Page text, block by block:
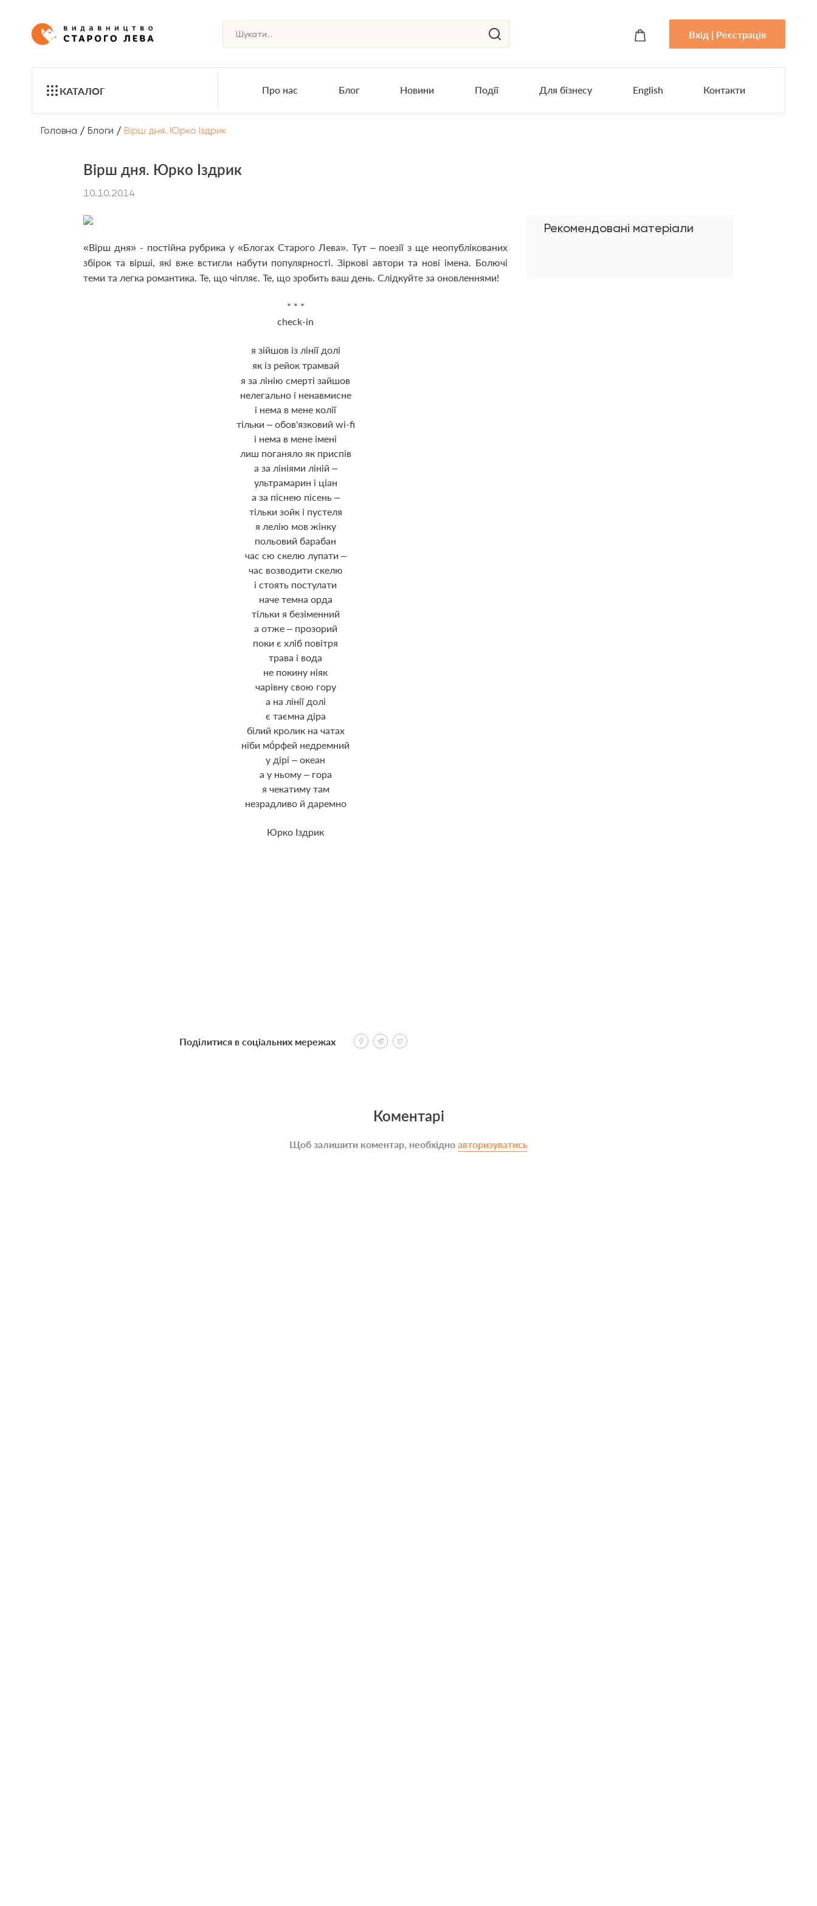
Вхід | Реєстрація
КАТАЛОГ Про нас Блог Новини Події Для бізнесу English Контакти
Головна / Блоги / Вірш дня. Юрко Іздрик
Вірш дня. Юрко Іздрик
10.10.2014
«Вірш дня» - постійна рубрика у «Блогах Старого Лева». Тут – поезії з ще неопублікованих
збірок та вірші, які вже встигли набути популярності. Зіркові автори та нові імена. Болючі
теми та легка романтика. Те, що чіпляє. Те, що зробить ваш день. Слідкуйте за оновленнями!
* * *
check-in
я зійшов із лінії долі
як із рейок трамвай
я за лінію смерті зайшов
нелегально і ненавмисне
і нема в мене колії
тільки – обов'язковий wi-fi
і нема в мене імені
лиш поганяло як приспів
а за лініями ліній –
ультрамарин і ціан
а за піснею пісень –
тільки зойк і пустеля
я лелію мов жінку
польовий барабан
час сю скелю лупати –
час возводити скелю
і стоять постулати
наче темна орда
тільки я безіменний
а отже – прозорий
поки є хліб повітря
трава і вода
не покину ніяк
чарівну свою гору
а на лінії долі
є таємна діра
білий кролик на чатах
ніби мóрфей недремний
у дірі – океан
а у ньому – гора
я чекатиму там
незрадливо й даремно
Юрко Іздрик
Рекомендовані матеріали
Поділитися в соціальних мережах
Коментарі
Щоб залишити коментар, необхідно авторизуватись